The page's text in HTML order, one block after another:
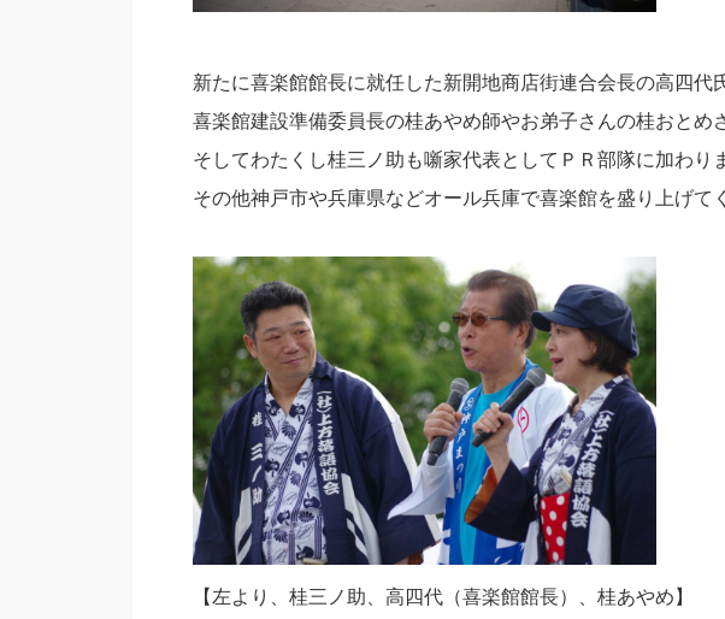
新たに喜楽館館長に就任した新開地商店街連合会長の高四代
喜楽館建設準備委員長の桂あやめ師やお弟子さんの桂おとめ
そしてわたくし桂三ノ助も噺家代表としてＰＲ部隊に加わり
その他神戸市や兵庫県などオール兵庫で喜楽館を盛り上げて
【左より、桂三ノ助、高四代（喜楽館館長）、桂あやめ】